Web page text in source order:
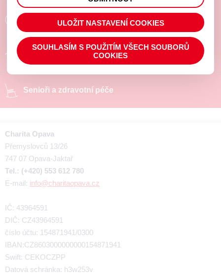
Poradíme a pomůžeme
Chráněné pracoviště
Senioři a zdravotní péče
Charita Opava
Přemyslovců 13/26
747 07 Opava-Jaktař
Tel.: (+420) 553 612 780
E-mail: info@charitaopava.cz
IČ: 43964591
DIČ: CZ43964591
číslo účtu: 154871941/0300
IBAN:CZ8603000000000154871941
Swift: CEKOCZPP
Datová schránka: h3w253v
prohlížené zboží apod.
ULOŽIT NASTAVENÍ COOKIES
SOUHLASÍM S POUŽITÍM VŠECH SOUBORŮ
COOKIES